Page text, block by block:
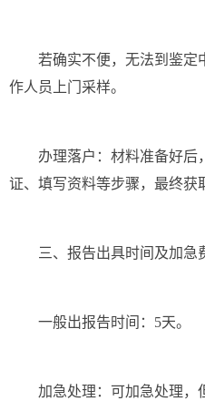
若确实不便，无法到鉴定
作人员上门采样。
办理落户：材料准备好后
证、填写资料等步骤，最终获
三、报告出具时间及加急
一般出报告时间：5天。
加急处理：可加急处理，